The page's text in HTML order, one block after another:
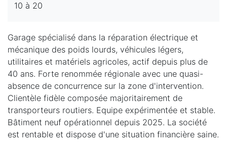
10 à 20
Garage spécialisé dans la réparation électrique et
mécanique des poids lourds, véhicules légers,
utilitaires et matériels agricoles, actif depuis plus de
40 ans. Forte renommée régionale avec une quasi-
absence de concurrence sur la zone d'intervention.
Clientèle fidèle composée majoritairement de
transporteurs routiers. Equipe expérimentée et stable.
Bâtiment neuf opérationnel depuis 2025. La société
est rentable et dispose d'une situation financière saine.